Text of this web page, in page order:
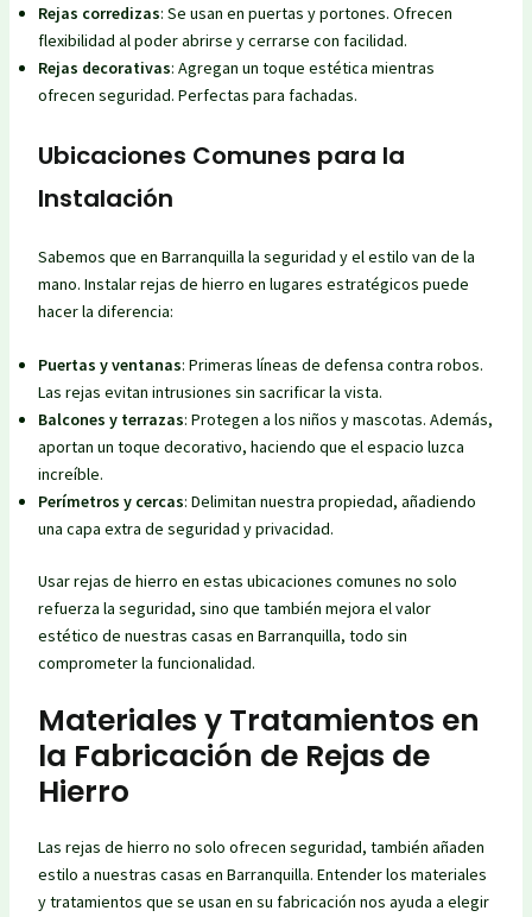
Rejas corredizas: Se usan en puertas y portones. Ofrecen
flexibilidad al poder abrirse y cerrarse con facilidad.
Rejas decorativas: Agregan un toque estética mientras
ofrecen seguridad. Perfectas para fachadas.
Ubicaciones Comunes para la
Instalación
Sabemos que en Barranquilla la seguridad y el estilo van de la
mano. Instalar rejas de hierro en lugares estratégicos puede
hacer la diferencia:
Puertas y ventanas: Primeras líneas de defensa contra robos.
Las rejas evitan intrusiones sin sacrificar la vista.
Balcones y terrazas: Protegen a los niños y mascotas. Además,
aportan un toque decorativo, haciendo que el espacio luzca
increíble.
Perímetros y cercas: Delimitan nuestra propiedad, añadiendo
una capa extra de seguridad y privacidad.
Usar rejas de hierro en estas ubicaciones comunes no solo
refuerza la seguridad, sino que también mejora el valor
estético de nuestras casas en Barranquilla, todo sin
comprometer la funcionalidad.
Materiales y Tratamientos en
la Fabricación de Rejas de
Hierro
Las rejas de hierro no solo ofrecen seguridad, también añaden
estilo a nuestras casas en Barranquilla. Entender los materiales
y tratamientos que se usan en su fabricación nos ayuda a elegir